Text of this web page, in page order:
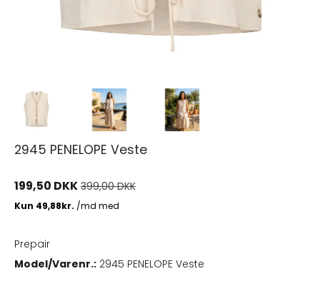
2945 PENELOPE Veste
199,50 DKK 399,00 DKK
Prepair
Model/Varenr.: 2945 PENELOPE Veste